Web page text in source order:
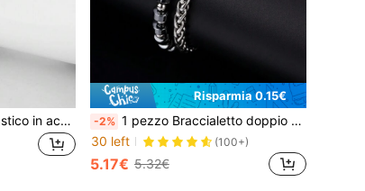
1 pezzo Braccialetto elastico in acciaio inossidabile argento, marchio Cortcr, accessorio di moda con stampa a vite, unisex, adatto per molteplici occasioni, qualità garantita
Risparmia 0.15€
-2% 1 pezzo Braccialetto doppio strato di fascino con corona in argento alla moda, regolabile
30 left
(100+)
5.17€ 5.32€